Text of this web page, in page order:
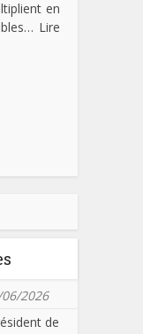
en
Lire
2026
de